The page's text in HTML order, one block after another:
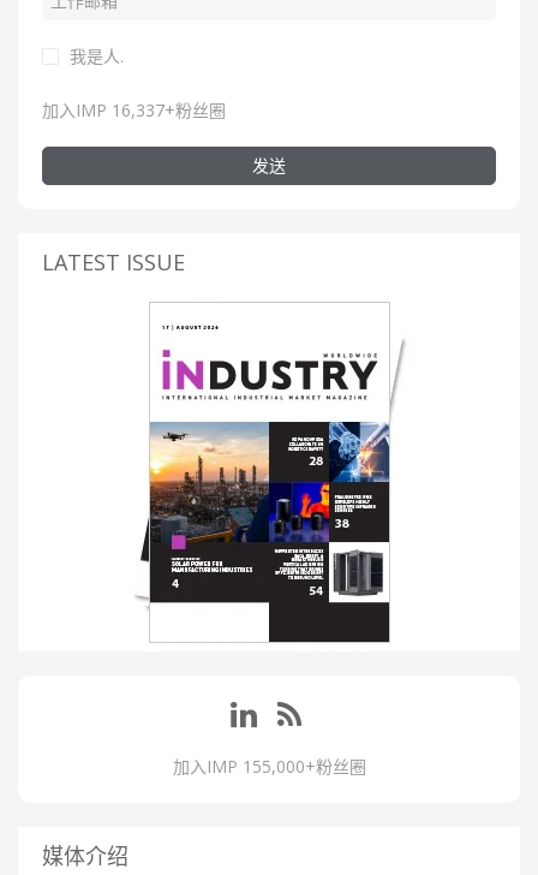
我是人.
加入IMP 16,337+粉丝圈
发送
LATEST ISSUE
加入IMP 155,000+粉丝圈
媒体介绍